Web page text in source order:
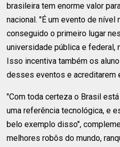
brasileira tem enorme valor
nacional. "É um evento de nível
conseguido o primeiro lugar
universidade pública e federal,
Isso incentiva também os
desses eventos e acreditarem
"Com toda certeza o Brasil
uma referência tecnológica, e
belo exemplo disso",
melhores robôs do mundo,